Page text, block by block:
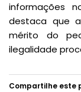
informações
destaca que
mérito do
ilegalidade
Compartilhe este